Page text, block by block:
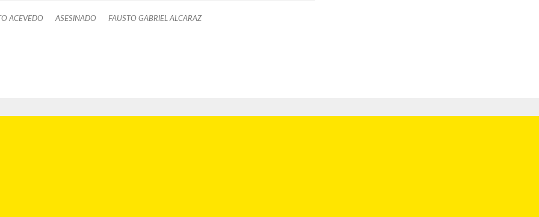
ACEVEDO ASESINADO FAUSTO GABRIEL ALCARAZ